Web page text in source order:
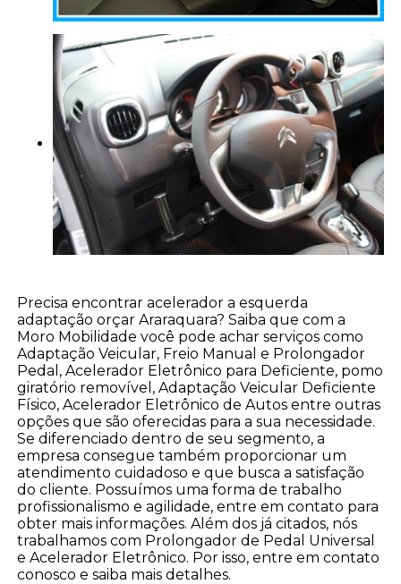
Precisa encontrar acelerador a esquerda
adaptação orçar Araraquara? Saiba que com a
Moro Mobilidade você pode achar serviços como
Adaptação Veicular, Freio Manual e Prolongador
Pedal, Acelerador Eletrônico para Deficiente, pomo
giratório removível, Adaptação Veicular Deficiente
Físico, Acelerador Eletrônico de Autos entre outras
opções que são oferecidas para a sua necessidade.
Se diferenciado dentro de seu segmento, a
empresa consegue também proporcionar um
atendimento cuidadoso e que busca a satisfação
do cliente. Possuímos uma forma de trabalho
profissionalismo e agilidade, entre em contato para
obter mais informações. Além dos já citados, nós
trabalhamos com Prolongador de Pedal Universal
e Acelerador Eletrônico. Por isso, entre em contato
conosco e saiba mais detalhes.